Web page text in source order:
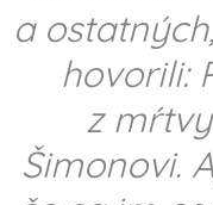
a
hovorili:
z
Šimonovi.